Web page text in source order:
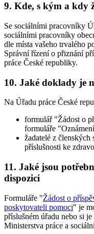
9. Kde, s kým a kdy
Se sociálními pracovníky
sociálními pracovníky
dle místa vašeho trvalého
Správní řízení o přiznání
práce České republiky.
10. Jaké doklady je
Na Úřadu práce České
formulář "Žádost o
formuláře
žadatelé z
příslušnosti ke
11. Jaké jsou
dispozici
Formuláře "Žádost o
poskytovateli pomoci" je
příslušném úřadu nebo si
Ministerstva práce a